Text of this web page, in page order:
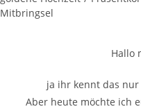
Mitbringsel
Hallo
ja ihr kennt das
Aber heute möchte ich